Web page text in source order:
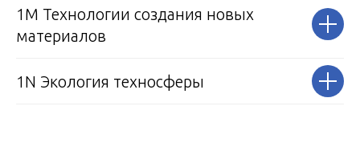
1М Технологии создания новых
материалов
1N Экология техносферы